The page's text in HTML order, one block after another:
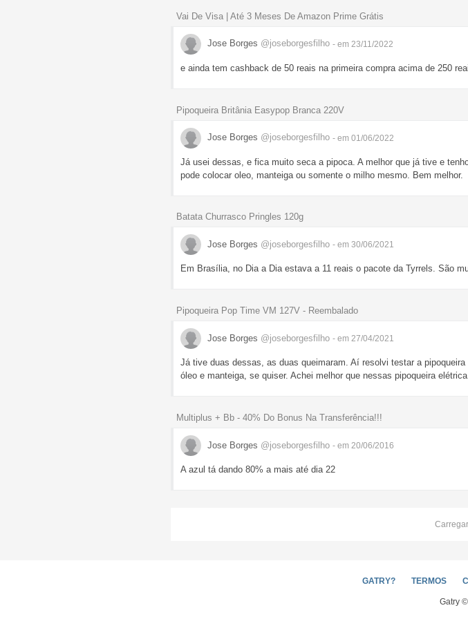
Vai De Visa | Até 3 Meses De Amazon Prime Grátis
Jose Borges @joseborgesfilho - em 23/11/2022
e ainda tem cashback de 50 reais na primeira compra acima de 250
Pipoqueira Britânia Easypop Branca 220V
Jose Borges @joseborgesfilho - em 01/06/2022
Já usei dessas, e fica muito seca a pipoca. A melhor que já tive e
pode colocar oleo, manteiga ou somente o milho mesmo. Bem melhor.
Batata Churrasco Pringles 120g
Jose Borges @joseborgesfilho - em 30/06/2021
Em Brasília, no Dia a Dia estava a 11 reais o pacote da Tyrrels. São
Pipoqueira Pop Time VM 127V - Reembalado
Jose Borges @joseborgesfilho - em 27/04/2021
Já tive duas dessas, as duas queimaram. Aí resolvi testar a
óleo e manteiga, se quiser. Achei melhor que nessas pipoqueira
Multiplus + Bb - 40% Do Bonus Na Transferência!!!
Jose Borges @joseborgesfilho - em 20/06/2016
A azul tá dando 80% a mais até dia 22
GATRY? TERMOS
Gatry